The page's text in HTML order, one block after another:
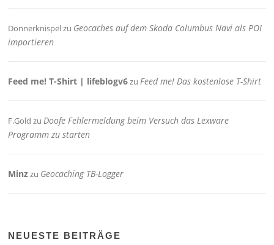
Donnerknispelzu Geocaches auf dem Skoda Columbus Navi als POI
importieren
Feed me! T-Shirt | lifeblogv6zuFeed me! Das kostenlose T-Shirt
F.Gold zuDoofe Fehlermeldung beim Versuch das Lexware
Programm zu starten
Minzzu Geocaching TB-Logger
NEUESTE BEITRÄGE